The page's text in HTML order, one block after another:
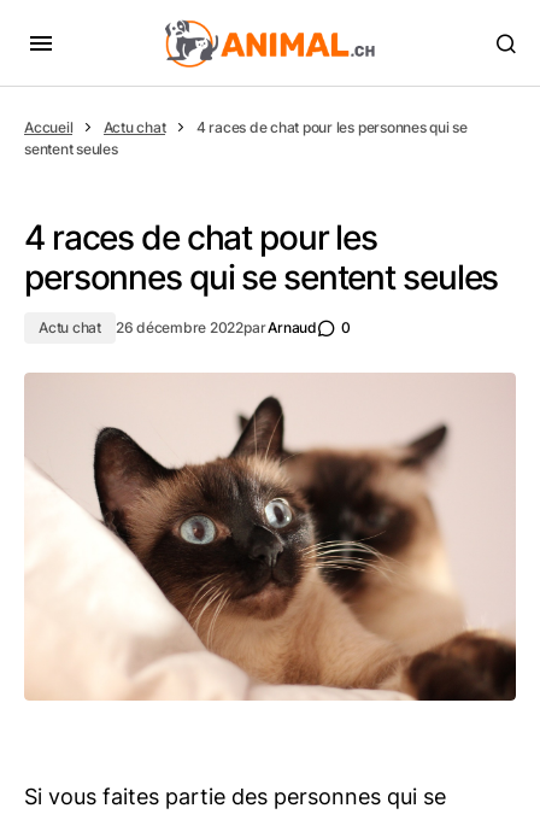
Accueil Actu chat
4 races de chat pour les personnes qui se
sentent seules
4 races de chat pour les
personnes qui se sentent seules
Actu chat 26 décembre 2022parArnaud 0
Si vous faites partie des personnes qui se